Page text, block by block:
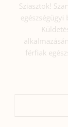
Sziasztok!
férfiak